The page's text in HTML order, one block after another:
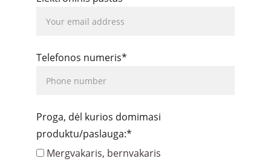
Telefonos numeris*
Proga, dėl kurios domimasi
produktu/paslauga:*
Mergvakaris, bernvakaris